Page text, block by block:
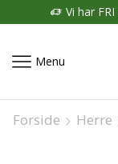
Menu
Forside Herre